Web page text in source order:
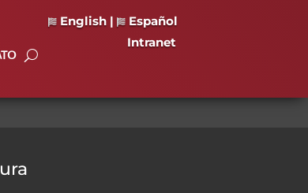
English|
Español
Intranet